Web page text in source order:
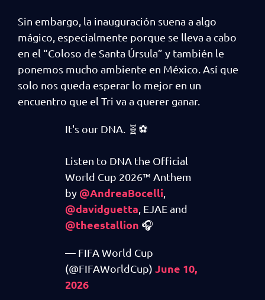
Sin embargo, la inauguración suena a algo
mágico, especialmente porque se lleva a cabo
en el “Coloso de Santa Úrsula” y también le
ponemos mucho ambiente en México. Así que
solo nos queda esperar lo mejor en un
encuentro que el Tri va a querer ganar.
It's our DNA. 🧬⚽️
Listen to DNA the Official
World Cup 2026™ Anthem
by @AndreaBocelli
@davidguetta , EJAE and
@theestallion 🎧
— FIFA World Cup
(@FIFAWorldCup) June 10,
2026